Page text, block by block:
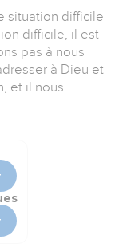
situation difficile
difficile, il est
pas à nous
à Dieu et
et il nous